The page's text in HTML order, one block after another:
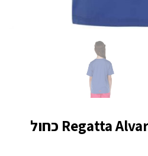
חולצה מנדפת Regatta Alvarado כחול